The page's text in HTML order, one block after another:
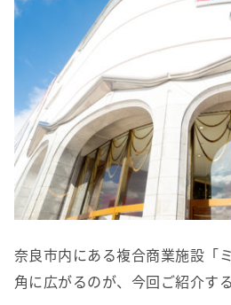
奈良市内にある複合商業施設「
角に広がるのが、今回ご紹介す